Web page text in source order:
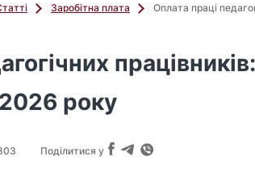
Заробітна плата
Оплата праці
працівників:
року
Поділитися у